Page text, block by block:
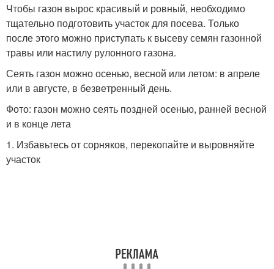
Чтобы газон вырос красивый и ровный, необходимо
тщательно подготовить участок для посева. Только
после этого можно приступать к высеву семян газонной
травы или настилу рулонного газона.
Сеять газон можно осенью, весной или летом: в апреле
или в августе, в безве­тренный день.
Фото: газон можно сеять поздней осенью, ранней весной
и в конце лета
1. Избавьтесь от сорняков, перекопайте и выровняйте
участок